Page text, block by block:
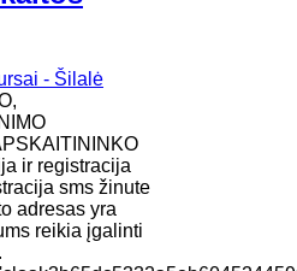
ir registracija
sms žinute
adresas yra
reikia įgalinti